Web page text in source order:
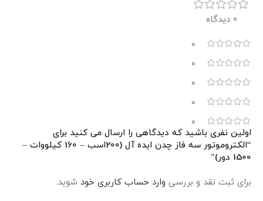
0 دیدگاه
0
0
0
0
0
اولین نفری باشید که دیدگاهی را ارسال می کنید برای
“الکتروموتور سه فاز چدن ایده آل (200اسب – 160 کیلووات –
1500 دور)”
برای ثبت نقد و بررسی وارد حساب کاربری خود شوید.